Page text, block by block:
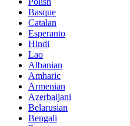
Basque
Catalan
Esperanto
Hindi
Lao
Albanian
Amharic
Armenian
Azerbaijani
Belarusian
Bengali